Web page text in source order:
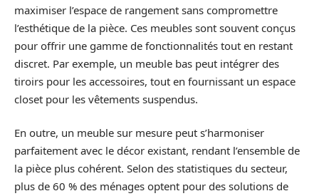
maximiser l’espace de rangement sans compromettre
l’esthétique de la pièce. Ces meubles sont souvent conçus
pour offrir une gamme de fonctionnalités tout en restant
discret. Par exemple, un meuble bas peut intégrer des
tiroirs pour les accessoires, tout en fournissant un espace
closet pour les vêtements suspendus.
En outre, un meuble sur mesure peut s’harmoniser
parfaitement avec le décor existant, rendant l’ensemble de
la pièce plus cohérent. Selon des statistiques du secteur,
plus de 60 % des ménages optent pour des solutions de